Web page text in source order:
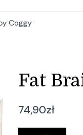
Coggy
Fat
74,90zł